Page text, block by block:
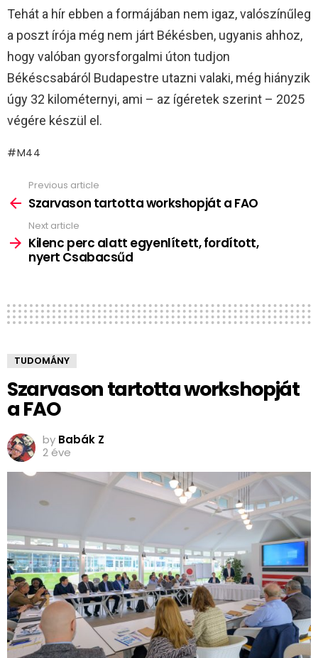
Tehát a hír ebben a formájában nem igaz, valószínűleg
a poszt írója még nem járt Békésben, ugyanis ahhoz,
hogy valóban gyorsforgalmi úton tudjon
Békéscsabáról Budapestre utazni valaki, még hiányzik
úgy 32 kilométernyi, ami – az ígéretek szerint – 2025
végére készül el.
M44
more
Previous article
Szarvason tartotta workshopját a FAO
Next article
Kilenc perc alatt egyenlített, fordított,
nyert Csabacsűd
TUDOMÁNY
Szarvason tartotta workshopját
a FAO
by Babák Z
2 éve